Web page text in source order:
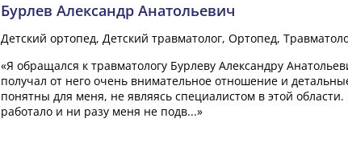
Бурлев Александр Анатольевич
Детский ортопед, Детский травматолог, Ортопед,
«Я обращался к травматологу Бурлеву Александру
получал от него очень внимательное отношение и
понятны для меня, не являясь специалистом в этой
работало и ни разу меня не подв...»